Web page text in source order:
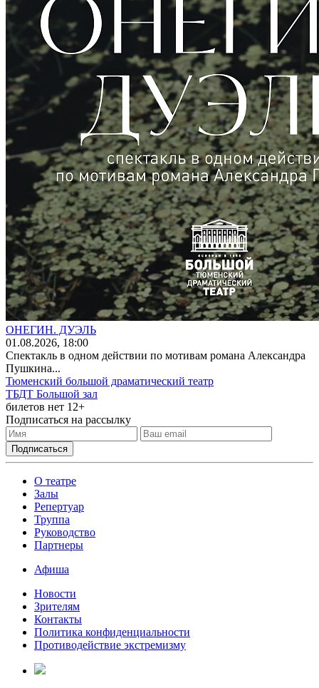
ОНЕГИН. ДУЭЛЬ
01 .08.2026, 18:00
Спектакль в одном действии по мотивам романа Александра
Пушкина...
Тюменский большой драматический театр
ТБДТ Большой зал
билетов нет 12+
Подписаться на рассылку
О театре
Залы
Репертуар
Труппа
Руководство
Партнеры
Афиша
Новости
Зрителям
Контакты
Политика конфиденциальности
Противодействие экстремизму